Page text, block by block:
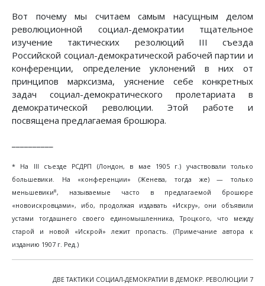
Вот почему мы считаем самым насущным делом
революционной социал-демократии тщательное
изучение тактических резолюций III съезда
Российской социал-демократической рабочей партии и
конференции, определение уклонений в них от
принципов марксизма, уяснение себе конкретных
задач социал-демократического пролетариата в
демократической революции. Этой работе и
посвящена предлагаемая брошюра.
* На III съезде РСДРП (Лондон, в мае 1905 г.) участвовали только
большевики. На «конференции» (Женева, тогда же) — только
меньшевики8, называемые часто в предлагаемой брошюре
«новоискровцами», ибо, продолжая издавать «Искру», они объявили
устами тогдашнего своего единомышленника, Троцкого, что между
старой и новой «Искрой» лежит пропасть. (Примечание автора к
изданию 1907 г. Ред.)
ДВЕ ТАКТИКИ СОЦИАЛ-ДЕМОКРАТИИ В ДЕМОКР. РЕВОЛЮЦИИ 7